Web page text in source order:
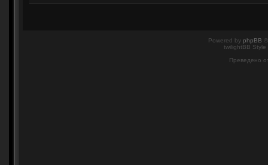
Powered by phpBB
twilightBB
Преведено